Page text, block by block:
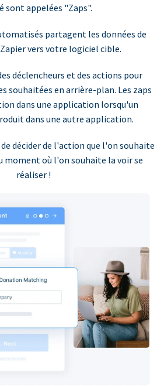
sont appelées "Zaps".
partagent les données de
vers votre logiciel cible.
déclencheurs et des actions pour
souhaitées en arrière-plan. Les zaps
dans une application lorsqu'un
dans une autre application.
décider de l'action que l'on souhaite
moment où l'on souhaite la voir se
réaliser !